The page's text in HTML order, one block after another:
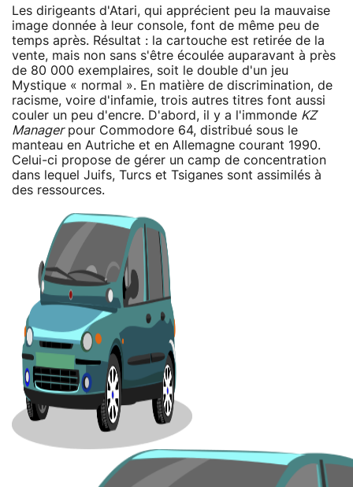
Les dirigeants d'Atari, qui apprécient peu la mauvaise
image donnée à leur console, font de même peu de
temps après. Résultat : la cartouche est retirée de la
vente, mais non sans s'être écoulée auparavant à près
de 80 000 exemplaires, soit le double d'un jeu
Mystique « normal ». En matière de discrimination, de
racisme, voire d'infamie, trois autres titres font aussi
couler un peu d'encre. D'abord, il y a l'immonde KZ
Managerpour Commodore 64, distribué sous le
manteau en Autriche et en Allemagne courant 1990.
Celui-ci propose de gérer un camp de concentration
dans lequel Juifs, Turcs et Tsiganes sont assimilés à
des ressources.